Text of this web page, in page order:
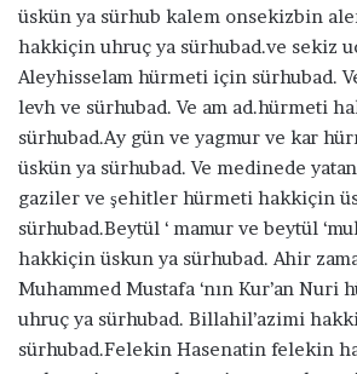
üskün ya sürhub kalem onsekizbin
hakkiçin uhruç ya sürhubad.ve sekiz
Aleyhisselam hürmeti için sürhubad.
levh ve sürhubad. Ve am ad.hürmeti
sürhubad.Ay gün ve yagmur ve kar
üskün ya sürhubad. Ve medinede
gaziler ve şehitler hürmeti hakkiçin
sürhubad.Beytül ‘ mamur ve beytül
hakkiçin üskun ya sürhubad. Ahir
Muhammed Mustafa ‘nın Kur’an
uhruç ya sürhubad. Billahil’azimi
sürhubad.Felekin Hasenatin felekin